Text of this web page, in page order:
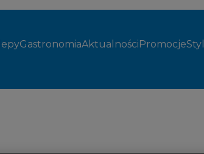
GastronomiaAktualnościPromocje